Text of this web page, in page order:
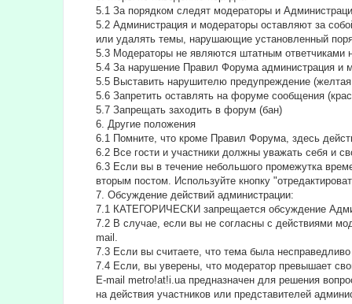
5.1 За порядком следят модераторы и
5.2 Администрация и модераторы оставляют за
или удалять темы, нарушающие установленный
5.3 Модераторы не являются штатным ответчиками
5.4 За нарушение Правил Форума администрация и
5.5 Выставить нарушителю предупреждение (желтая
5.6 Запретить оставлять на форуме сообщения
5.7 Запрещать заходить в форум (бан)
6. Другие положения
6.1 Помните, что кроме Правил Форума, здесь
6.2 Все гости и участники должны уважать себя и
6.3 Если вы в течение небольшого промежутка
вторым постом. Используйте кнопку
7. Обсуждение действий администрации:
7.1 КАТЕГОРИЧЕСКИ запрещается обсуждение
7.2 В случае, если вы не согласны с действиями
mail.
7.3 Если вы считаете, что тема была
7.4 Если, вы уверены, что модератор превышает
E-mail metro!at!i.ua предназначен для решения
на действия участников или представителей